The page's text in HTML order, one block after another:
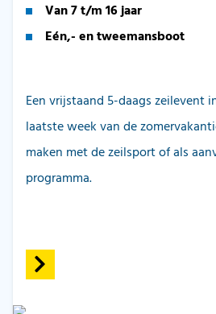
Van 7 t/m 16 jaar
Eén,- en tweemansboot
Een vrijstaand 5-daags zeilevent
laatste week van de
maken met de zeilsport of als
programma.